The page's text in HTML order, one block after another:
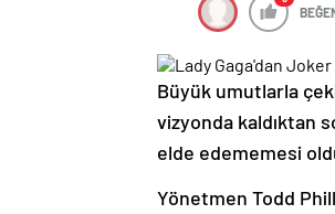
Büyük umutlarla
vizyonda kaldıktan
elde edememesi
Yönetmen Todd